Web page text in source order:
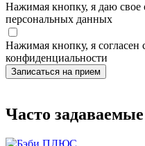
Нажимая кнопку, я даю свое
персональных данных
Нажимая кнопку, я согласен
конфиденциальности
Часто